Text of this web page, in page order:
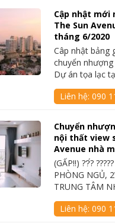
Cập nhật mới
The Sun
tháng 6/2020
Câp nhật bảng
chuyển
Dự án tọa lạc
Liên hệ:090
Chuyển
nội thất view
Avenue nhà
(GẤP‼️) ??́? ?????
PHÒNG NGỦ,
TRUNG TÂM
Liên hệ:090